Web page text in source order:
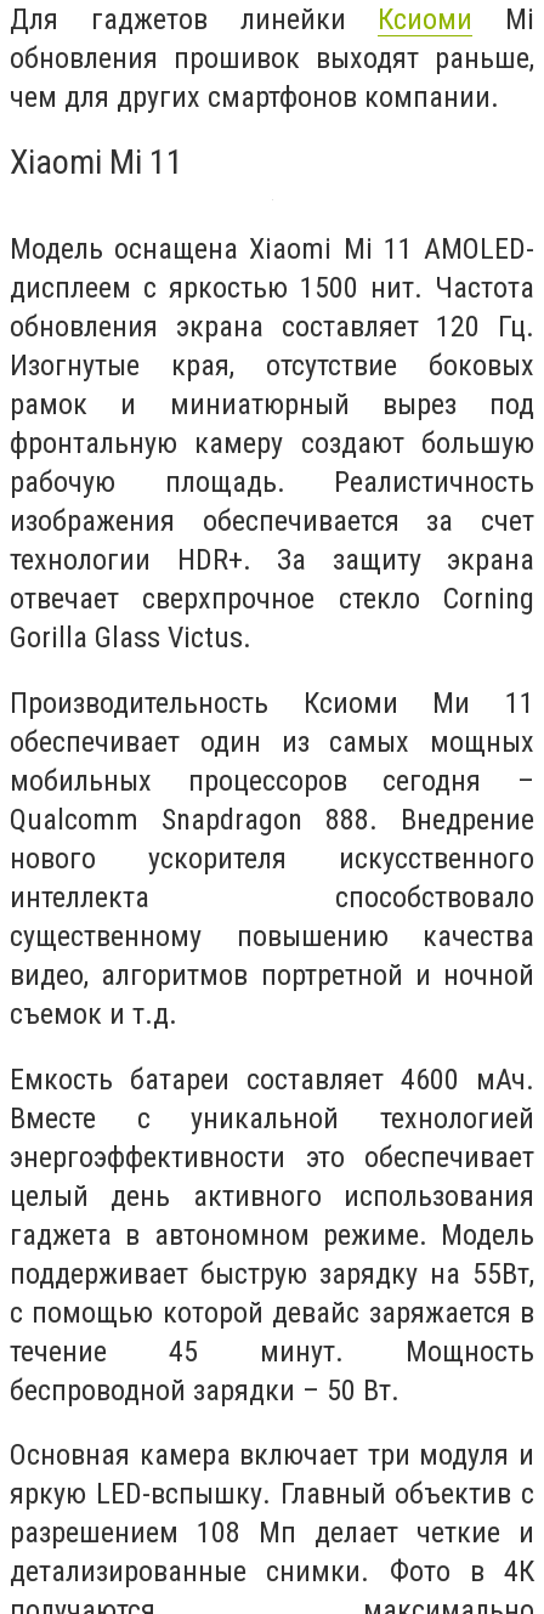
Для гаджетов линейки Ксиоми Mi
обновления прошивок выходят раньше,
чем для других смартфонов компании.
Xiaomi Mi 11
Модель оснащена Xiaomi Mi 11 AMOLED-
дисплеем с яркостью 1500 нит. Частота
обновления экрана составляет 120 Гц.
Изогнутые края, отсутствие боковых
рамок и миниатюрный вырез под
фронтальную камеру создают большую
рабочую площадь. Реалистичность
изображения обеспечивается за счет
технологии HDR+. За защиту экрана
отвечает сверхпрочное стекло Corning
Gorilla Glass Victus.
Производительность Ксиоми Ми 11
обеспечивает один из самых мощных
мобильных процессоров сегодня –
Qualcomm Snapdragon 888. Внедрение
нового ускорителя искусственного
интеллекта способствовало
существенному повышению качества
видео, алгоритмов портретной и ночной
съемок и т.д.
Емкость батареи составляет 4600 мАч.
Вместе с уникальной технологией
энергоэффективности это обеспечивает
целый день активного использования
гаджета в автономном режиме. Модель
поддерживает быструю зарядку на 55Вт,
с помощью которой девайс заряжается в
течение 45 минут. Мощность
беспроводной зарядки – 50 Вт.
Основная камера включает три модуля и
яркую LED-вспышку. Главный объектив с
разрешением 108 Мп делает четкие и
детализированные снимки. Фото в 4К